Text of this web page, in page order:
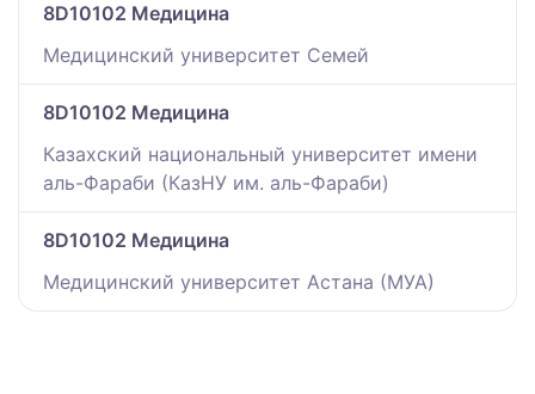
8D10102 Медицина
Медицинский университет Семей
8D10102 Медицина
Казахский национальный университет имени
аль-Фараби (КазНУ им. аль-Фараби)
8D10102 Медицина
Медицинский университет Астана (МУА)